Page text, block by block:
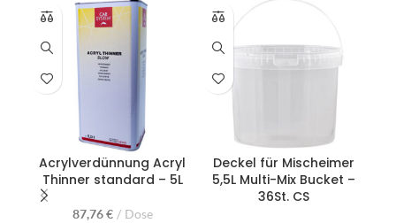
Acrylverdünnung Acryl
Thinner standard – 5L
87,76€ Dose
Deckel für Mischeimer
5,5L Multi-Mix Bucket –
36St. CS